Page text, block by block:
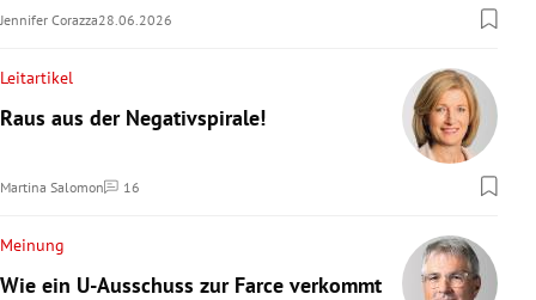
Jennifer Corazza28.06.2026
Leitartikel
Raus aus der Negativspirale!
Martina Salomon 16
Kommentare
Meinung
Wie ein U-Ausschuss zur Farce verkommt